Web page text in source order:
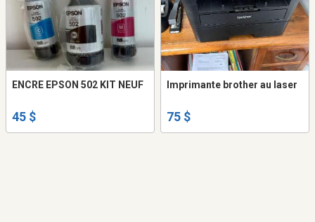
ENCRE EPSON 502 KIT NEUF
45 $
Imprimante brother au laser
75 $